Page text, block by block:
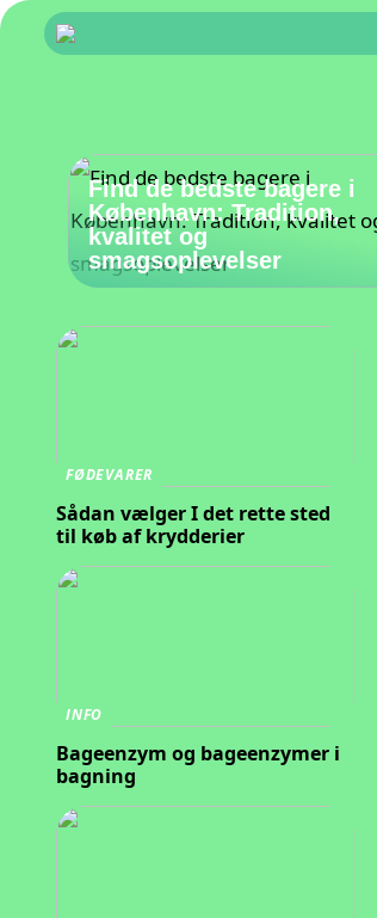
Find de bedste bagere i
København: Tradition,
kvalitet og
smagsoplevelser
FØDEVARER
Sådan vælger I det rette sted
til køb af krydderier
INFO
Bageenzym og bageenzymer i
bagning